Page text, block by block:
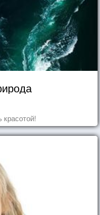
красотой!